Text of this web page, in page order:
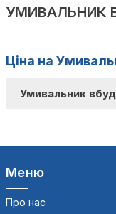
УМИВАЛЬНИК
Ціна на
Умивальник
Меню
Про нас